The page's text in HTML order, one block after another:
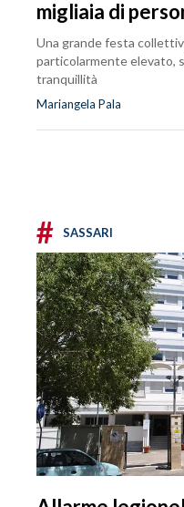
migliaia di
Una grande festa
particolarmente elevato,
tranquillità
Mariangela Pala
# SASSARI